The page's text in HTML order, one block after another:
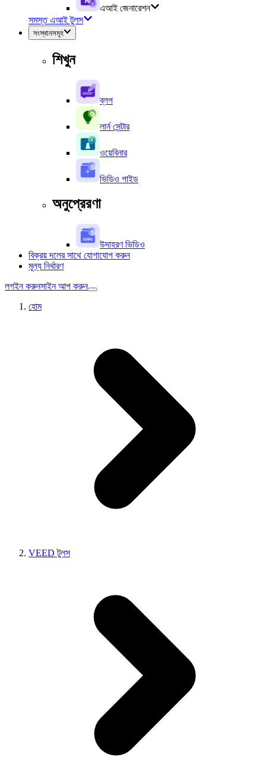
এআই জেনারেশন
সমস্ত এআই টুলস
সংস্থানসমূহ
শিখুন
ব্লগ
লার্ন সেন্টার
ওয়েবিনার
ভিডিও গাইড
অনুপ্রেরণা
উদাহরণ ভিডিও
বিক্রয় দলের সাথে যোগাযোগ করুন
মূল্য নির্ধারণ
লগইন করুনসাইন আপ করুন
হোম
VEED টুলস